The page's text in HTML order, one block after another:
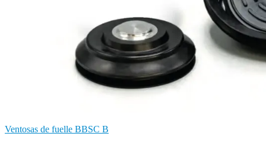
Ventosas de fuelle BBSC B